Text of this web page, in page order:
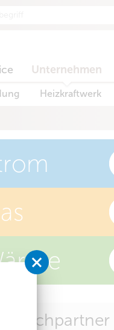
Unternehmen
Heizkraftwerk